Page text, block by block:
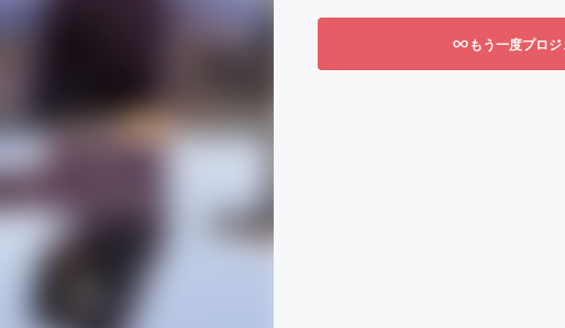
もう一度プロ